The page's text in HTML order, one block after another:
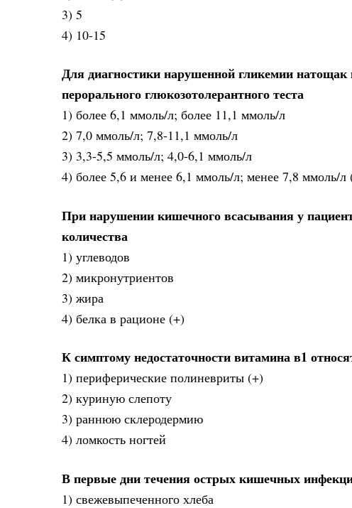
3) 5
4) 10-15
Для диагностики нарушенной гликемии натощак
перорального глюкозотолерантного теста
1) более 6,1 ммоль/л; более 11,1 ммоль/л
2) 7,0 ммоль/л; 7,8-11,1 ммоль/л
3) 3,3-5,5 ммоль/л; 4,0-6,1 ммоль/л
4) более 5,6 и менее 6,1 ммоль/л; менее 7,8 ммоль/л
При нарушении кишечного всасывания у
количества
1) углеводов
2) микронутриентов
3) жира
4) белка в рационе (+)
К симптому недостаточности витамина в1
1) периферические полиневриты (+)
2) куриную слепоту
3) раннюю склеродермию
4) ломкость ногтей
В первые дни течения острых кишечных
1) свежевыпеченного хлеба